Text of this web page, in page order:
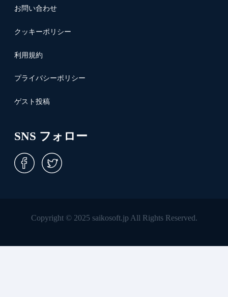
お問い合わせ
クッキーポリシー
利用規約
プライバシーポリシー
ゲスト投稿
SNS フォロー
Copyright © 2025 saikosoft.jp All Rights Reserved.